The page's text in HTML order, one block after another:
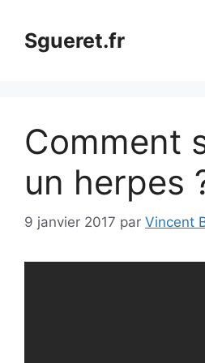
contenuSgueret.fr
Comment
un herpes
9 janvier 2017 par Vincent